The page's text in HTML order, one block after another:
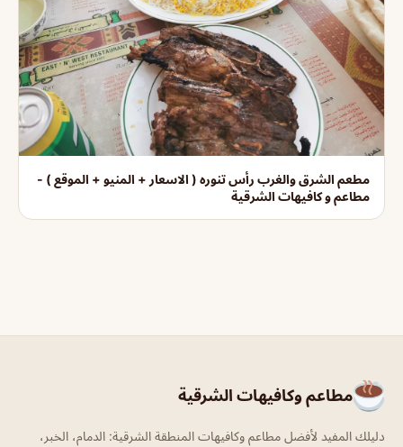
مطعم الشرق والغرب رأس تنوره ( الاسعار + المنيو + الموقع ) -
مطاعم و كافيهات الشرقية
مطاعم وكافيهات الشرقية
دليلك المفيد لأفضل مطاعم وكافيهات المنطقة الشرقية: الدمام، الخبر،